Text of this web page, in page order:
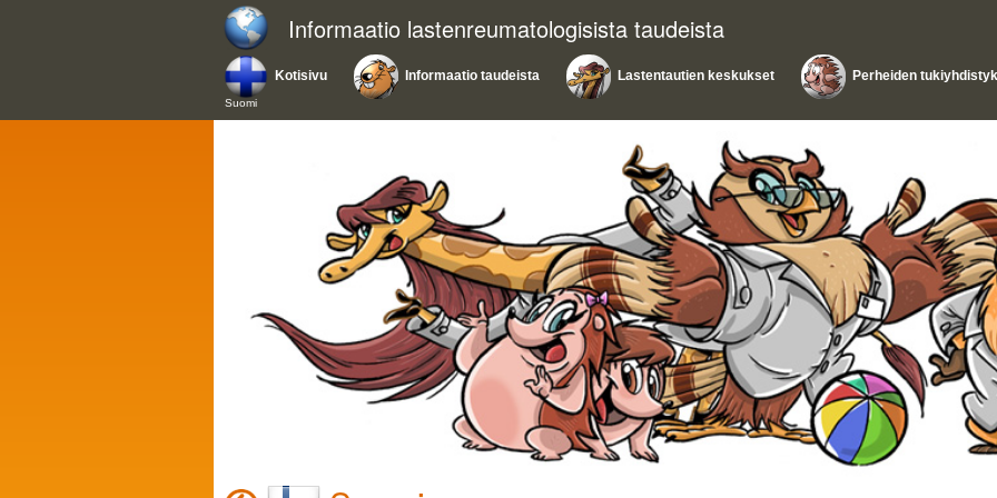
Informaatio lastenreumatologisista taudeista
Kotisivu
Suomi
Informaatio taudeista Lastentautien keskukset Perheiden